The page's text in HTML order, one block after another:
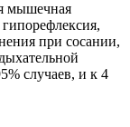
мышечная
при сосании,
случаев, и к 4